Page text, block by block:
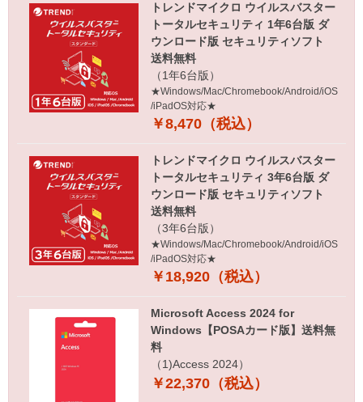
トレンドマイクロ ウイルスバスター
トータルセキュリティ 1年6台版 ダ
ウンロード版 セキュリティソフト
送料無料
（1年6台版）
★Windows/Mac/Chromebook/Android/iOS
/iPadOS対応★
￥8,470（税込）
トレンドマイクロ ウイルスバスター
トータルセキュリティ 3年6台版 ダ
ウンロード版 セキュリティソフト
送料無料
（3年6台版）
★Windows/Mac/Chromebook/Android/iOS
/iPadOS対応★
￥18,920（税込）
Microsoft Access 2024 for
Windows【POSAカード版】送料無
料
（1)Access 2024）
￥22,370（税込）